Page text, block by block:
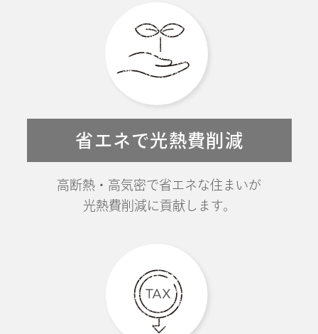
省エネで光熱費削減
高断熱・高気密で省エネな住まいが
光熱費削減に貢献します。